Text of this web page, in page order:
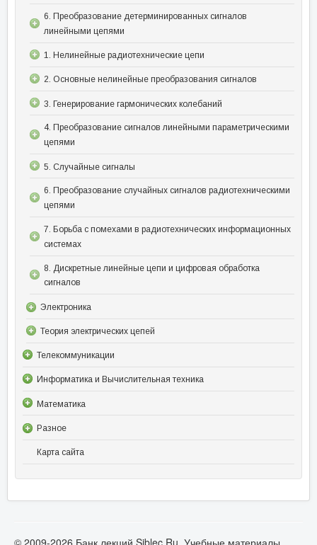
6. Преобразование детерминированных сигналов
линейными цепями
1. Нелинейные радиотехнические цепи
2. Основные нелинейные преобразования сигналов
3. Генерирование гармонических колебаний
4. Преобразование сигналов линейными параметрическими
цепями
5. Случайные сигналы
6. Преобразование случайных сигналов радиотехническими
цепями
7. Борьба с помехами в радиотехнических информационных
системах
8. Дискретные линейные цепи и цифровая обработка
сигналов
Электроника
Теория электрических цепей
Телекоммуникации
Информатика и Вычислительная техника
Математика
Разное
Карта сайта
© 2009-2026 Банк лекций Siblec.Ru. Учебные материалы